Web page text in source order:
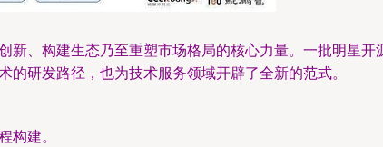
、构建生态乃至重塑市场格局的核心力量。一批明星
研发路径，也为技术服务领域开辟了全新的范式。
构建。